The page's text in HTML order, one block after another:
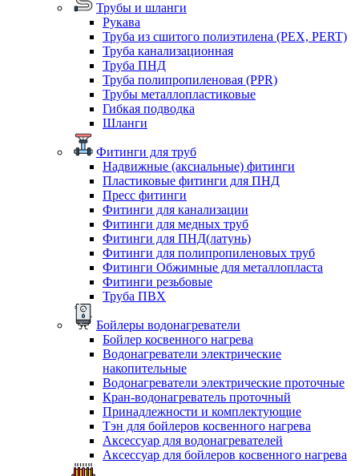
Трубы и шланги
Рукава
Труба из сшитого полиэтилена (PEX, PERT)
Труба канализационная
Труба ПНД
Труба полипропиленовая (PPR)
Трубы металлопластиковые
Гибкая подводка
Шланги
Фитинги для труб
Надвижные (аксиальные) фитинги
Пластиковые фитинги для ПНД
Пресс фитинги
Фитинги для канализации
Фитинги для медных труб
Фитинги для ПНД(латунь)
Фитинги для полипропиленовых труб
Фитинги Обжимные для металлопласта
Фитинги резьбовые
Труба ПВХ
Бойлеры водонагреватели
Бойлер косвенного нагрева
Водонагреватели электрические
накопительные
Водонагреватели электрические проточные
Кран-водонагреватель проточный
Принадлежности и комплектующие
Тэн для бойлеров косвенного нагрева
Аксессуар для водонагревателей
Аксессуар для бойлеров косвенного нагрева